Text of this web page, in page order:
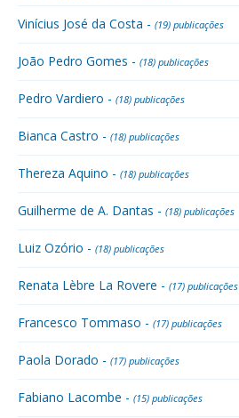
Vinícius José da Costa - (19) publicações
João Pedro Gomes - (18) publicações
Pedro Vardiero - (18) publicações
Bianca Castro - (18) publicações
Thereza Aquino - (18) publicações
Guilherme de A. Dantas - (18) publicações
Luiz Ozório - (18) publicações
Renata Lèbre La Rovere - (17) publicações
Francesco Tommaso - (17) publicações
Paola Dorado - (17) publicações
Fabiano Lacombe - (15) publicações